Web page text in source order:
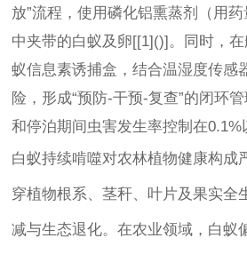
放”流程，使用磷化铝熏蒸剂（用
中夹带的白蚁及卵[[1]()]。同时，
蚁信息素诱捕盒，结合温湿度传感
险，形成“预防-干预-复查”的闭环
和停泊期间虫害发生率控制在0.1%
白蚁持续啃噬对农林植物健康构成
穿植物根系、茎秆、叶片及果实全
减与生态退化。在农业领域，白蚁